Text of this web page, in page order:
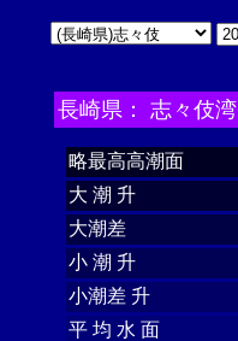
長崎県： 志々伎湾
略最高高潮面
大 潮 升
大潮差
小 潮 升
小潮差 升
平 均 水 面